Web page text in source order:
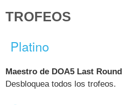
TROFEOS
Platino
Maestro de DOA5 Last Round
Desbloquea todos los trofeos.